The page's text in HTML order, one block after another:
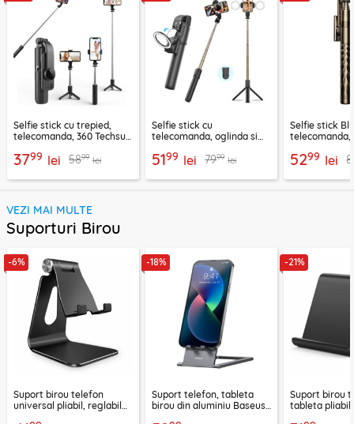
Selfie stick cu trepied,
telecomanda, 360 Techsuit
3799 lei 5899 lei
Selfie stick cu
telecomanda, oglinda si
5199 lei 7999 lei
Selfie stick
telecomanda,
5299 lei
VEZI MAI MULTE
Suporturi Birou
-6%
Suport birou telefon
universal pliabil, reglabil
-18%
Suport telefon, tableta
birou din aluminiu Baseus,
-21%
Suport birou
tableta pliabil